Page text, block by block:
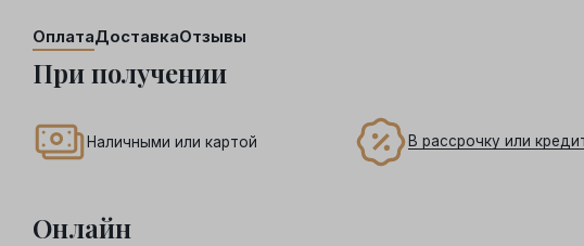
Оплата
При получении
Наличными или картой В рассрочку или
Онлайн
ДоставкаОтзывы